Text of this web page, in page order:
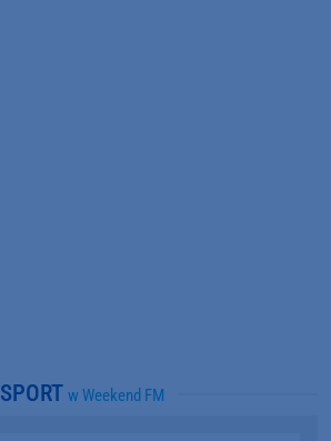
SPORT w Weekend FM